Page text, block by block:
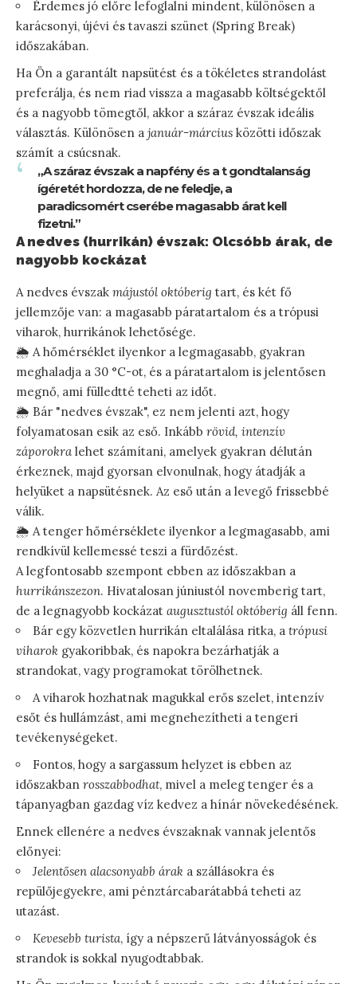
Érdemes jó előre lefoglalni mindent, különösen a
karácsonyi, újévi és tavaszi szünet (Spring Break)
időszakában.
Ha Ön a garantált napsütést és a tökéletes strandolást
preferálja, és nem riad vissza a magasabb költségektől
és a nagyobb tömegtől, akkor a száraz évszak ideális
választás. Különösen a január-március közötti időszak
számít a csúcsnak.
„A száraz évszak a napfény és a t gondtalanság
ígéretét hordozza, de ne feledje, a
paradicsomért cserébe magasabb árat kell
fizetni.”
A nedves (hurrikán) évszak: Olcsóbb árak, de
nagyobb kockázat
A nedves évszak májustól októberig tart, és két fő
jellemzője van: a magasabb páratartalom és a trópusi
viharok, hurrikánok lehetősége.
🌦️ A hőmérséklet ilyenkor a legmagasabb, gyakran
meghaladja a 30 °C-ot, és a páratartalom is jelentősen
megnő, ami fülledtté teheti az időt.
🌦️ Bár "nedves évszak", ez nem jelenti azt, hogy
folyamatosan esik az eső. Inkább rövid, intenzív
záporokra lehet számítani, amelyek gyakran délután
érkeznek, majd gyorsan elvonulnak, hogy átadják a
helyüket a napsütésnek. Az eső után a levegő frissebbé
válik.
🌦️ A tenger hőmérséklete ilyenkor a legmagasabb, ami
rendkívül kellemessé teszi a fürdőzést.
A legfontosabb szempont ebben az időszakban a
hurrikánszezon. Hivatalosan júniustól novemberig tart,
de a legnagyobb kockázat augusztustól októberig áll fenn.
Bár egy közvetlen hurrikán eltalálása ritka, a trópusi
viharok gyakoribbak, és napokra bezárhatják a
strandokat, vagy programokat törölhetnek.
A viharok hozhatnak magukkal erős szelet, intenzív
esőt és hullámzást, ami megnehezítheti a tengeri
tevékenységeket.
Fontos, hogy a sargassum helyzet is ebben az
időszakban rosszabbodhat, mivel a meleg tenger és a
tápanyagban gazdag víz kedvez a hínár növekedésének.
Ennek ellenére a nedves évszaknak vannak jelentős
előnyei:
Jelentősen alacsonyabb árak a szállásokra és
repülőjegyekre, ami pénztárcabarátabbá teheti az
utazást.
Kevesebb turista, így a népszerű látványosságok és
strandok is sokkal nyugodtabbak.